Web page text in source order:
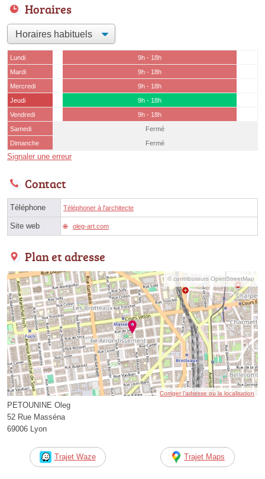
Horaires
Lundi
9h - 18h
Mardi
9h - 18h
Mercredi
9h - 18h
Jeudi
9h - 18h
Vendredi
9h - 18h
Samedi
Fermé
Dimanche
Fermé
Signaler une erreur
Contact
Téléphone Téléphoner à l'architecte
Site web oleg-art.com
Plan et adresse
© contributeurs OpenStreetMap
Corriger l’adresse ou la localisation
PETOUNINE Oleg
52 Rue Masséna
69006 Lyon
Trajet Waze Trajet Maps